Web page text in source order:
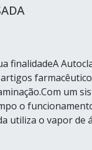
finalidadeA
um
o
utiliza o vapor de